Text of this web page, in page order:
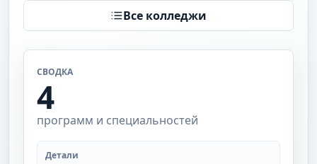
Все колледжи
СВОДКА
4
программ и специальностей
Детали